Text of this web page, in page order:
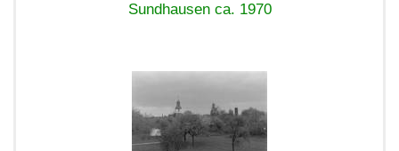
Sundhausen ca. 1970